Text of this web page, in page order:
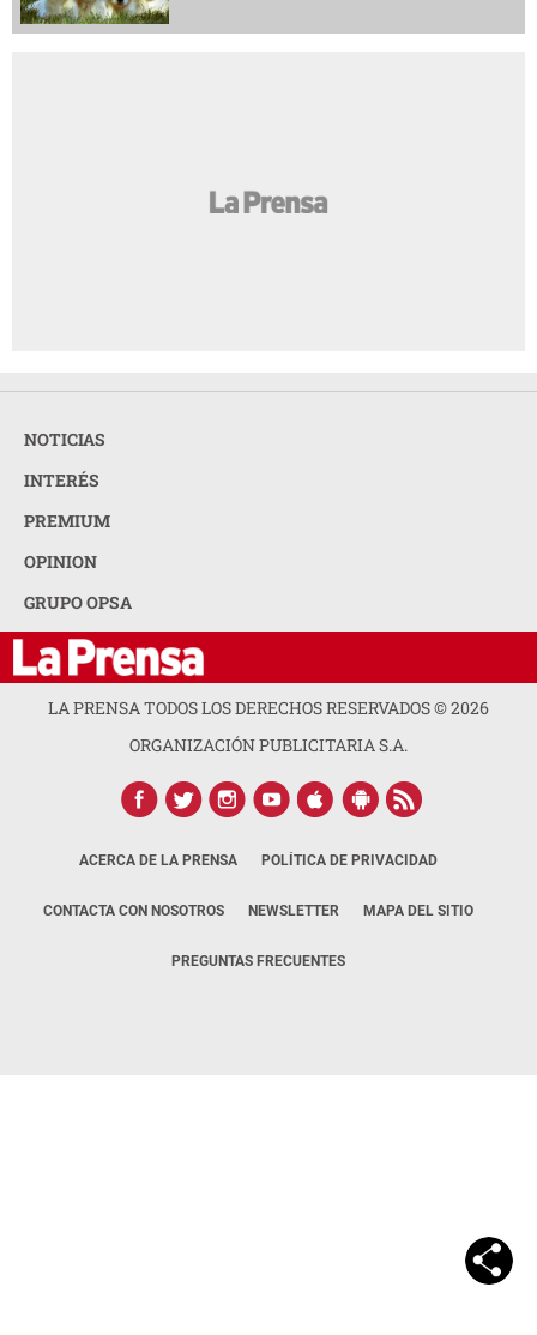
NOTICIAS
INTERÉS
PREMIUM
OPINION
GRUPO OPSA
LA PRENSA TODOS LOS DERECHOS RESERVADOS ©2026
ORGANIZACIÓN PUBLICITARIA S.A.
ACERCA DE LA PRENSA POLÍTICA DE PRIVACIDAD
CONTACTA CON NOSOTROS NEWSLETTER MAPA DEL SITIO
PREGUNTAS FRECUENTES